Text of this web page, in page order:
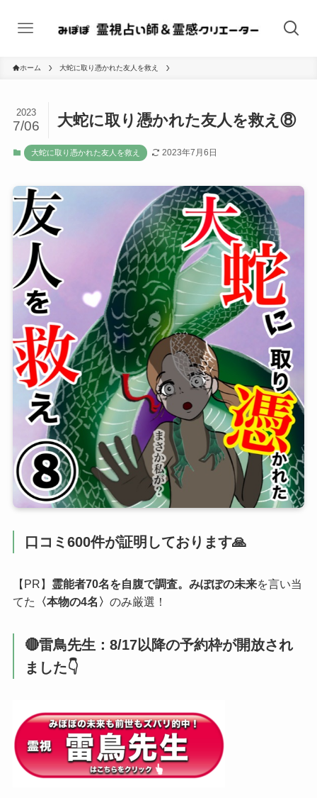
ホーム 大蛇に取り憑かれた友人を救え
大蛇に取り憑かれた友人を救え⑧
2023
7/06
大蛇に取り憑かれた友人を救え 2023年7月6日
口コミ600件が証明しております🙏
【PR】 霊能者70名を自腹で調査。みぽぽの未来を言い当
てた
〈本物の4名〉 のみ厳選！
🔴雷鳥先生：8/17以降の予約枠が開放され
ました👇️